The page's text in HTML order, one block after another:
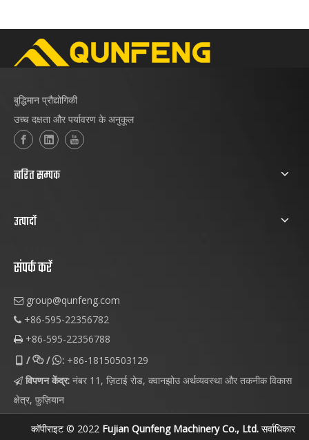
बुद्धिमान प्रौद्योगिकी
उच्च दक्षता और पर्यावरण के अनुकूल
त्वरित सम्पक
उत्पादों
संपर्क करें
 group@qunfeng.com
 +86-595-22356782
 +86-595-22356788
 //: +86-18150503129
 विपणन केंद्र: नंबर 11, ज़िटाई रोड, क्वानझोउ अर्थव्यवस्था और तकनीक विकास
क्षेत्र, फ़ुज़ियान
कॉपीराइट © 2022 Fujian Qunfeng Machinery Co., Ltd. सर्वाधिकार